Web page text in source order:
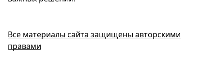
Все материалы сайта защищены авторскими
правами